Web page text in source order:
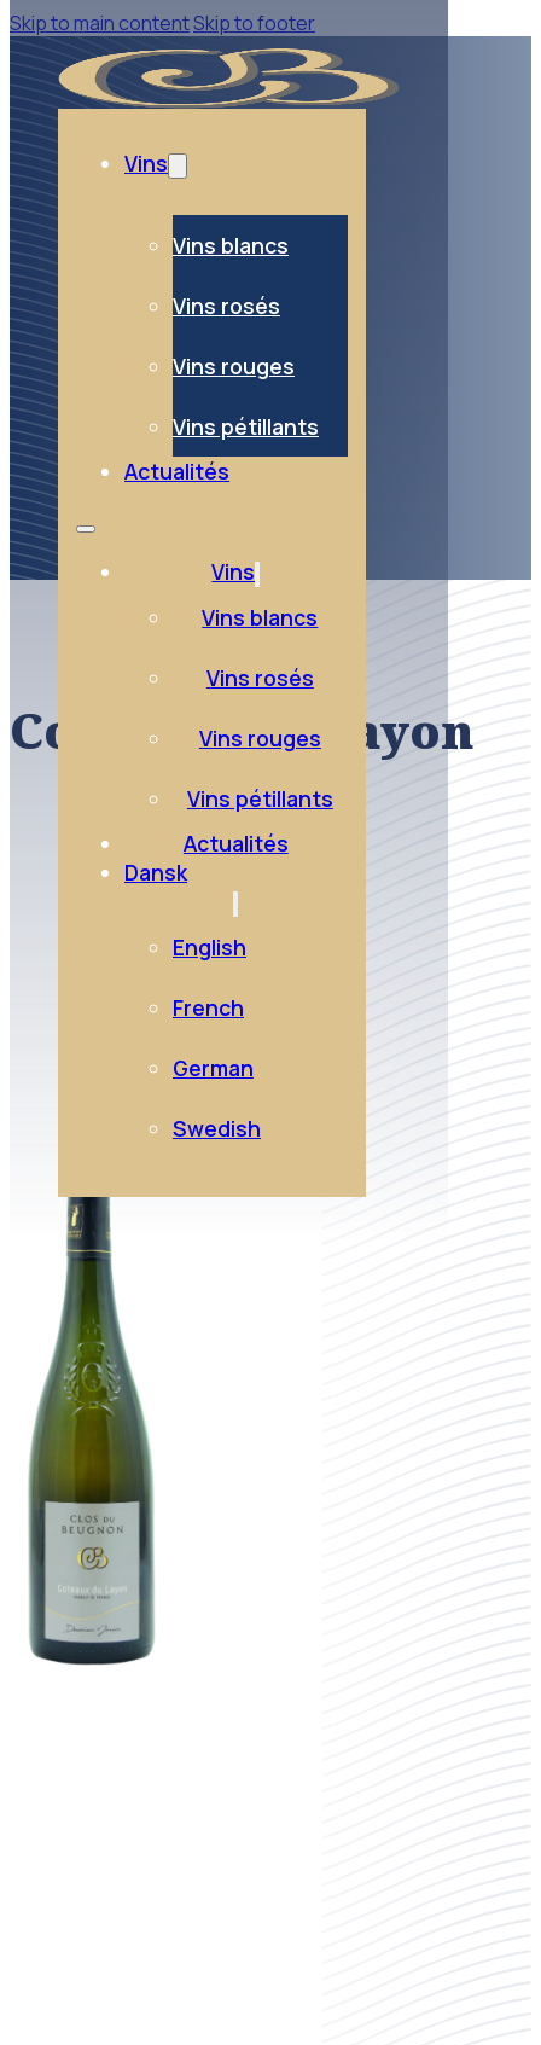
Skip to main contentSkip to footer
Vins
Vins blancs
Vins rosés
Vins rouges
Vins pétillants
Actualités
Vins
Vins blancs
Vins rosés
Vins rouges
Vins pétillants
Actualités
Dansk
English
French
German
Swedish
Coteaux du Layon